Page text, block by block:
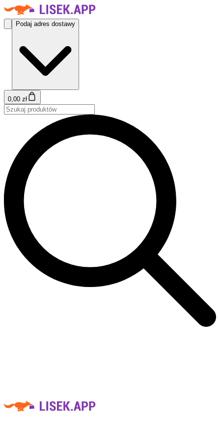
Podaj adres dostawy
0,00 zł